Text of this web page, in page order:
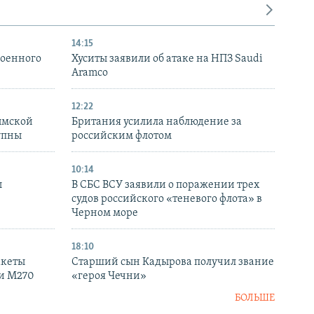
14:15
Хуситы заявили об атаке на НПЗ Saudi
Aramco
12:22
Британия усилила наблюдение за
российским флотом
10:14
В СБС ВСУ заявили о поражении трех
судов российского «теневого флота» в
Черном море
M270
18:10
Старший сын Кадырова получил звание
«героя Чечни»
БОЛЬШЕ